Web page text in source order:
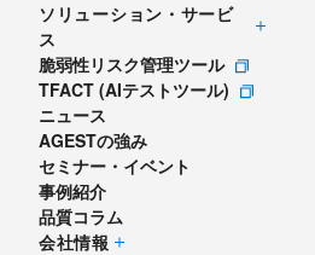
ソリューション・サービ
ス
脆弱性リスク管理ツール
TFACT (AIテストツール)
ニュース
AGESTの強み
セミナー・イベント
事例紹介
品質コラム
会社情報